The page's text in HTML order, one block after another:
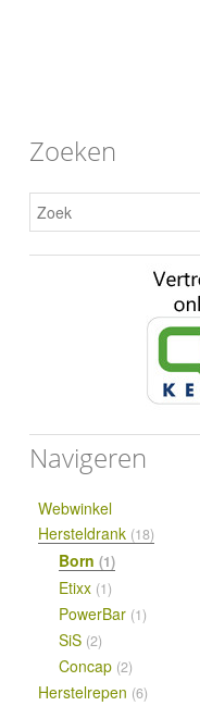
Zoeken
Navigeren
Webwinkel
Hersteldrank (18)
Born(1)
Etixx (1)
PowerBar (1)
SiS (2)
Concap (2)
Herstelrepen (6)